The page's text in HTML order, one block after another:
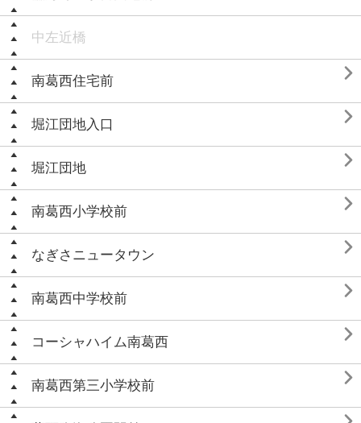
中左近橋
南葛西住宅前 
堀江団地入口 
堀江団地 
南葛西小学校前 
なぎさニュータウン 
南葛西中学校前 
コーシャハイム南葛西 
南葛西第三小学校前 